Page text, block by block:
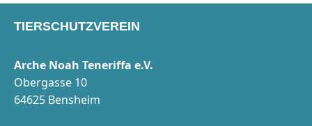
TIERSCHUTZVEREIN
Arche Noah Teneriffa e.V.
Obergasse 10
64625 Bensheim